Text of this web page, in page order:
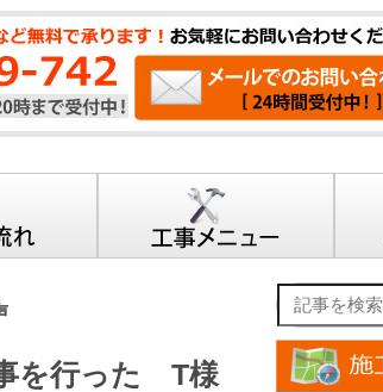
を行った T様
記事を検索